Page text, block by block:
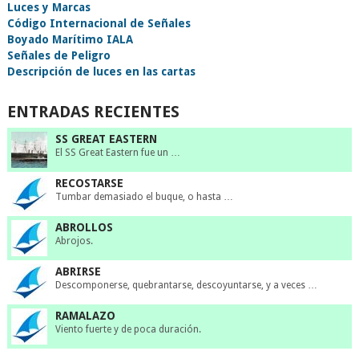
Luces y Marcas
Código Internacional de Señales
Boyado Marítimo IALA
Señales de Peligro
Descripción de luces en las cartas
ENTRADAS RECIENTES
SS GREAT EASTERN
El SS Great Eastern fue un …
RECOSTARSE
Tumbar demasiado el buque, o hasta …
ABROLLOS
Abrojos.
ABRIRSE
Descomponerse, quebrantarse, descoyuntarse, y a veces …
RAMALAZO
Viento fuerte y de poca duración.